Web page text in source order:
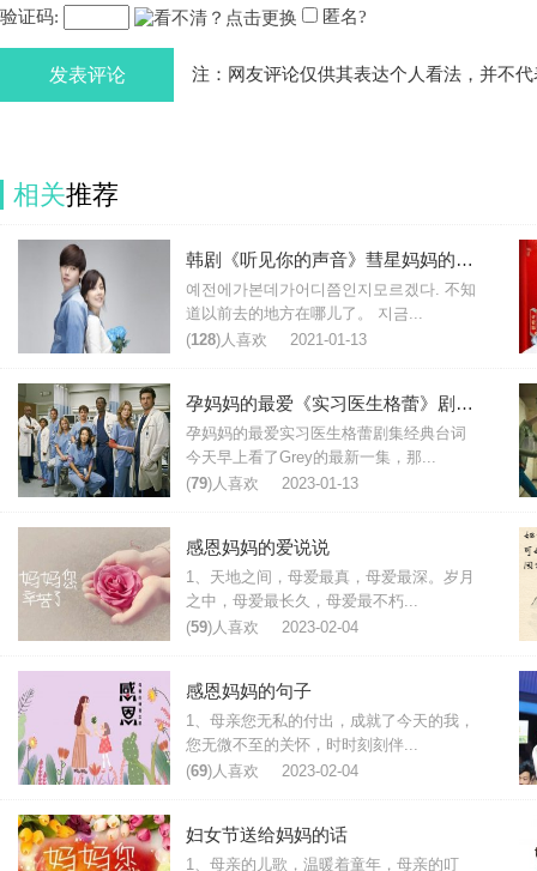
验证码: 匿名?
发表评论 注：网友评论仅供其表达个人看法，并不
相关推荐
韩剧《听见你的声音》彗星妈妈的遗言台词
예전에가본데가어디쯤인지모르겠다. 不知
道以前去的地方在哪儿了。 지금...
(128)人喜欢 2021-01-13
孕妈妈的最爱《实习医生格蕾》剧集经典台词
孕妈妈的最爱实习医生格蕾剧集经典台词
今天早上看了Grey的最新一集，那...
(79)人喜欢 2023-01-13
感恩妈妈的爱说说
1、天地之间，母爱最真，母爱最深。岁月
之中，母爱最长久，母爱最不朽...
(59)人喜欢 2023-02-04
感恩妈妈的句子
1、母亲您无私的付出，成就了今天的我，
您无微不至的关怀，时时刻刻伴...
(69)人喜欢 2023-02-04
妇女节送给妈妈的话
1、母亲的儿歌，温暖着童年，母亲的叮